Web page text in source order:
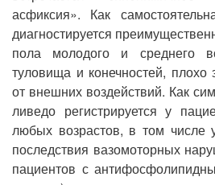
асфиксия». Как
диагностируется
пола молодого и среднего
туловища и конечностей,
от внешних воздействий. Как
ливедо регистрируется у
любых возрастов, в том числе
последствия вазомоторных
пациентов с